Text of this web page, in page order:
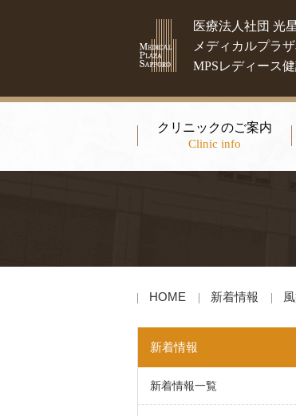
医療法人社団 光星
メディカルプラ
MPSレディース
クリニックのご案内
Clinic info
HOME 新着情報
新着情報
新着情報一覧